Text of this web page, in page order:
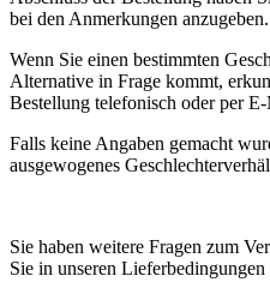
bei den Anmerkungen anzugeben.
Wenn Sie einen bestimmten
Alternative in Frage kommt,
Bestellung telefonisch oder per
Falls keine Angaben gemacht
ausgewogenes
Sie haben weitere Fragen zum
Sie in unseren